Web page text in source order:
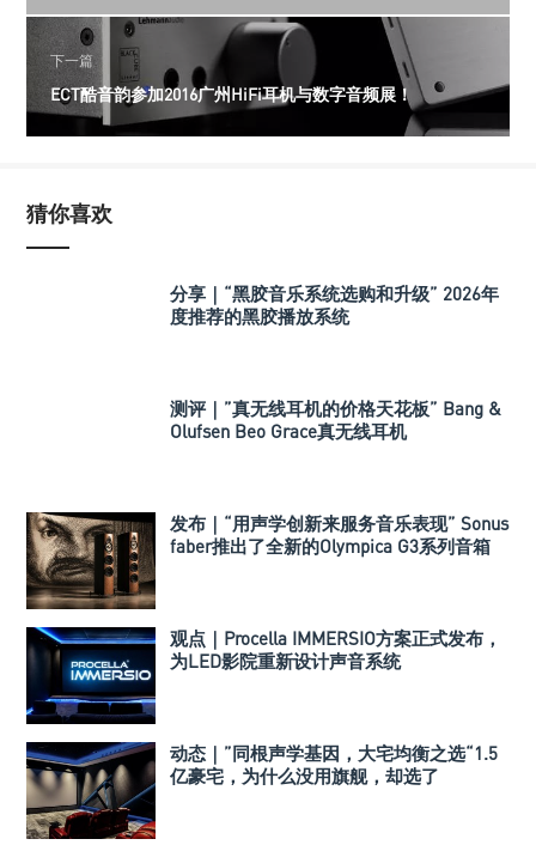
下一篇
ECT酷音韵参加2016广州HiFi耳机与数字音频展！
猜你喜欢
分享｜“黑胶音乐系统选购和升级” 2026年
度推荐的黑胶播放系统
测评｜”真无线耳机的价格天花板” Bang &
Olufsen Beo Grace真无线耳机
发布｜“用声学创新来服务音乐表现” Sonus
faber推出了全新的Olympica G3系列音箱
观点｜Procella IMMERSIO方案正式发布，
为LED影院重新设计声音系统
动态｜”同根声学基因，大宅均衡之选“1.5
亿豪宅，为什么没用旗舰，却选了